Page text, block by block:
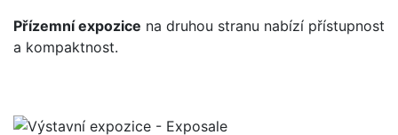
Přízemní expozice na druhou stranu nabízí přístupnost
a kompaktnost.